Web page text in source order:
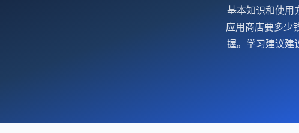
基本知识和使用
应用商店要多少
握。学习建议建